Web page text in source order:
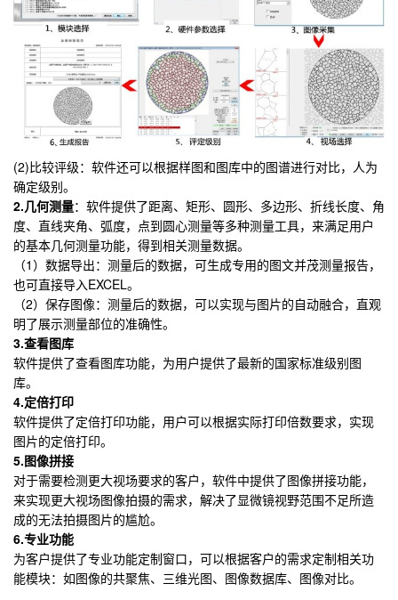
(2)比较评级：软件还可以根据样图和图库中的图谱进行对比，人为
确定级别。
2.几何测量：软件提供了距离、矩形、圆形、多边形、折线长度、角
度、直线夹角、弧度，点到圆心测量等多种测量工具，来满足用户
的基本几何测量功能，得到相关测量数据。
（1）数据导出：测量后的数据，可生成专用的图文并茂测量报告，
也可直接导入EXCEL。
（2）保存图像：测量后的数据，可以实现与图片的自动融合，直观
明了展示测量部位的准确性。
3.查看图库
软件提供了查看图库功能，为用户提供了最新的国家标准级别图
库。
4.定倍打印
软件提供了定倍打印功能，用户可以根据实际打印倍数要求，实现
图片的定倍打印。
5.图像拼接
对于需要检测更大视场要求的客户，软件中提供了图像拼接功能，
来实现更大视场图像拍摄的需求，解决了显微镜视野范围不足所造
成的无法拍摄图片的尴尬。
6.专业功能
为客户提供了专业功能定制窗口，可以根据客户的需求定制相关功
能模块：如图像的共聚焦、三维光图、图像数据库、图像对比。